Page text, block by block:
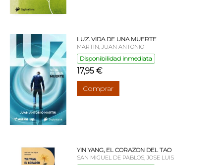
LUZ. VIDA DE UNA MUERTE
MARTIN, JUAN ANTONIO
Disponibilidad inmediata
17,95 €
Comprar
YIN YANG, EL CORAZON DEL TAO
SAN MIGUEL DE PABLOS, JOSE LUIS